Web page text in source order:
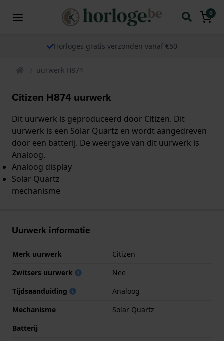
0
Horloges gratis verzonden vanaf €50
uurwerk H874
Citizen H874 uurwerk
Dit uurwerk is geproduceerd door Citizen. Dit
uurwerk is een Solar Quartz en wordt aangedreven
door een batterij. De weergave van dit uurwerk is
Analoog.
Analoog display
Solar Quartz
mechanisme
Uurwerk informatie
Merk uurwerk
Citizen
Zwitsers uurwerk
Nee
Tijdsaanduiding
Analoog
Mechanisme
Solar Quartz
Batterij